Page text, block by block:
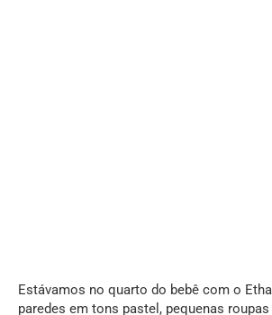
Estávamos no quarto do bebê com o
paredes em tons pastel, pequenas